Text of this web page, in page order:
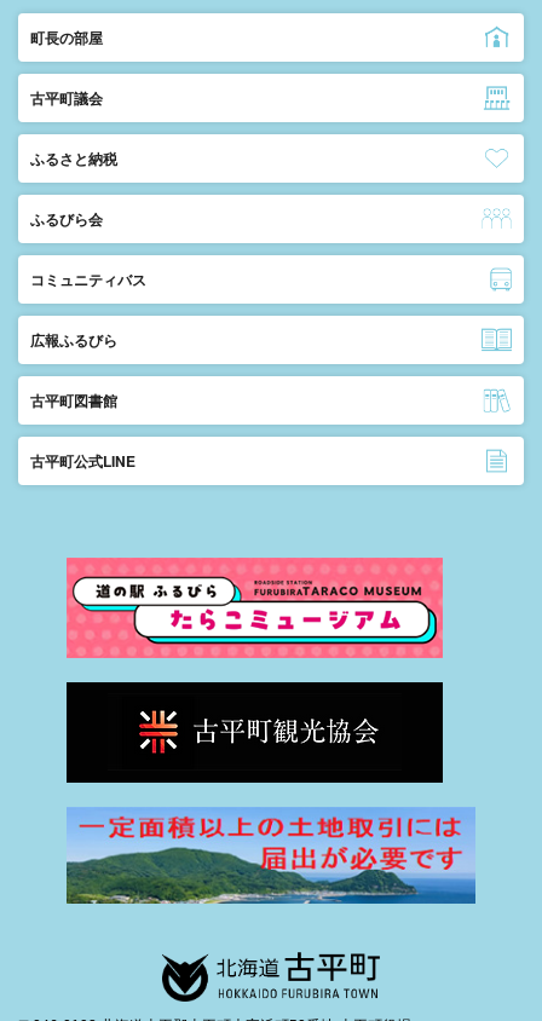
町長の部屋
古平町議会
ふるさと納税
ふるびら会
コミュニティバス
広報ふるびら
古平町図書館
古平町公式LINE